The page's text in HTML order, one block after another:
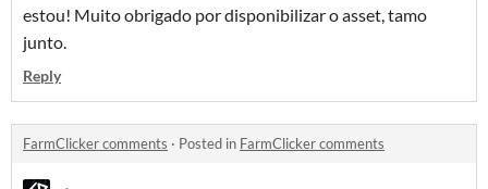
estou! Muito obrigado por disponibilizar o asset, tamo
junto.
Reply
FarmClicker comments · Posted in FarmClicker comments